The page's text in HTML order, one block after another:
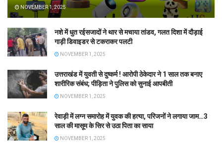
NOVEMBER 1, 2025
नशे में धुत रईसजादों ने थार से मचाया तांडव, गलत दिशा में दौड़ाई
गाड़ी डिवाइडर से टकराकर पलटी
NOVEMBER 1, 2025
उत्तराखंड में युवती से दुष्कर्म ! आरोपी ठेकेदार ने 1 साल तक बनाए
शारीरिक संबंध; पीड़िता ने पुलिस को सुनाई आपबीती
NOVEMBER 1, 2025
रेवाड़ी में लग्न समारोह में युवक की हत्या, परिजनों ने लगाया जाम…3
साल की मासूम के सिर से उठा पिता का साया
NOVEMBER 1, 2025